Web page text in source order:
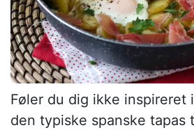
Føler du dig ikke inspireret
den typiske spanske tapas